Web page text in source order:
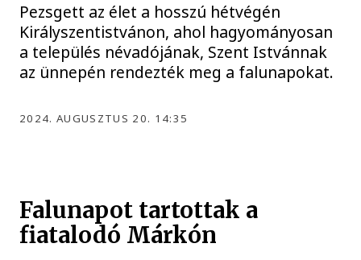
Pezsgett az élet a hosszú hétvégén
Királyszentistvánon, ahol hagyományosan
a település névadójának, Szent Istvánnak
az ünnepén rendezték meg a falunapokat.
2024. AUGUSZTUS 20. 14:35
Falunapot tartottak a
fiatalodó Márkón